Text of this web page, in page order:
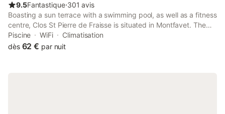
9.5Fantastique⋅301 avis
Boasting a sun terrace with a swimming pool, as well as a fitness
centre, Clos St Pierre de Fraisse is situated in Montfavet. The
property has garden views and is 4.4 km from Parc des
Expositions Avignon and 6.3 km from Avignon Central Station.
Piscine WiFi
Climatisation
dès 62 € par nuit